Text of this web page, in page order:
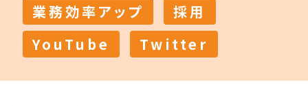
業務効率アップ
採用
YouTube
Twitter